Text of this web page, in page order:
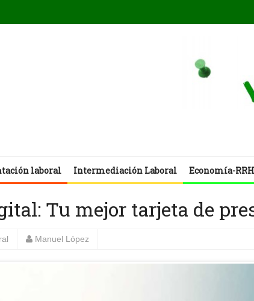
laboral Intermediación Laboral Economía-
Tu mejor tarjeta de
Manuel López